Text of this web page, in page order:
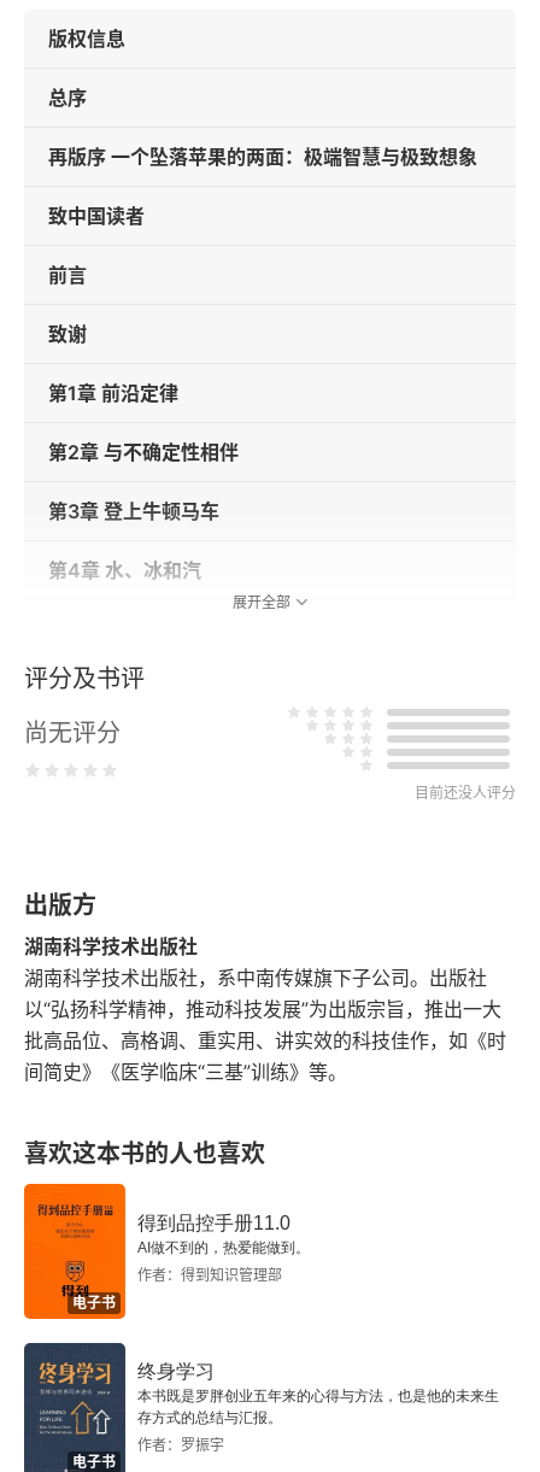
版权信息
总序
再版序 一个坠落苹果的两面：极端智慧与极致想象
致中国读者
前言
致谢
第1章 前沿定律
第2章 与不确定性相伴
第3章 登上牛顿马车
第4章 水、冰和汽
第6章 量子计算机
第7章 冯·克利青
第11章 小饰件的嘉年华会
第12章 保护的暗边
第14章 星球武士
第15章 阳光下的野餐桌
第16章 突现论时代
注释
译后记
展开全部
评分及书评
尚无评分
目前还没人评分
出版方
湖南科学技术出版社
湖南科学技术出版社，系中南传媒旗下子公司。出版社
以“弘扬科学精神，推动科技发展”为出版宗旨，推出一大
批高品位、高格调、重实用、讲实效的科技佳作，如《时
间简史》《医学临床“三基”训练》等。
喜欢这本书的人也喜欢
电子书
得到品控手册11.0
AI做不到的，热爱能做到。
作者：得到知识管理部
电子书
终身学习
本书既是罗胖创业五年来的心得与方法，也是他的未来生
存方式的总结与汇报。
作者：罗振宇